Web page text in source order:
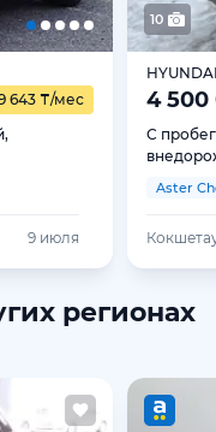
643 ₸/мес
9 июля
10
4 500
С
Aster
регионах